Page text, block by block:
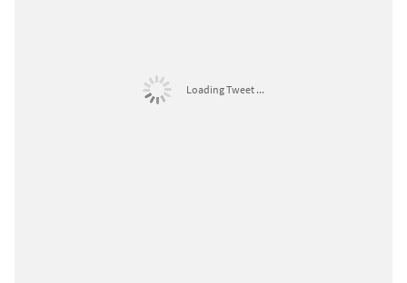
Loading Tweet ...